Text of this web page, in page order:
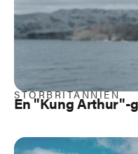
STORBRITANNIEN
En "Kung Arthur"-